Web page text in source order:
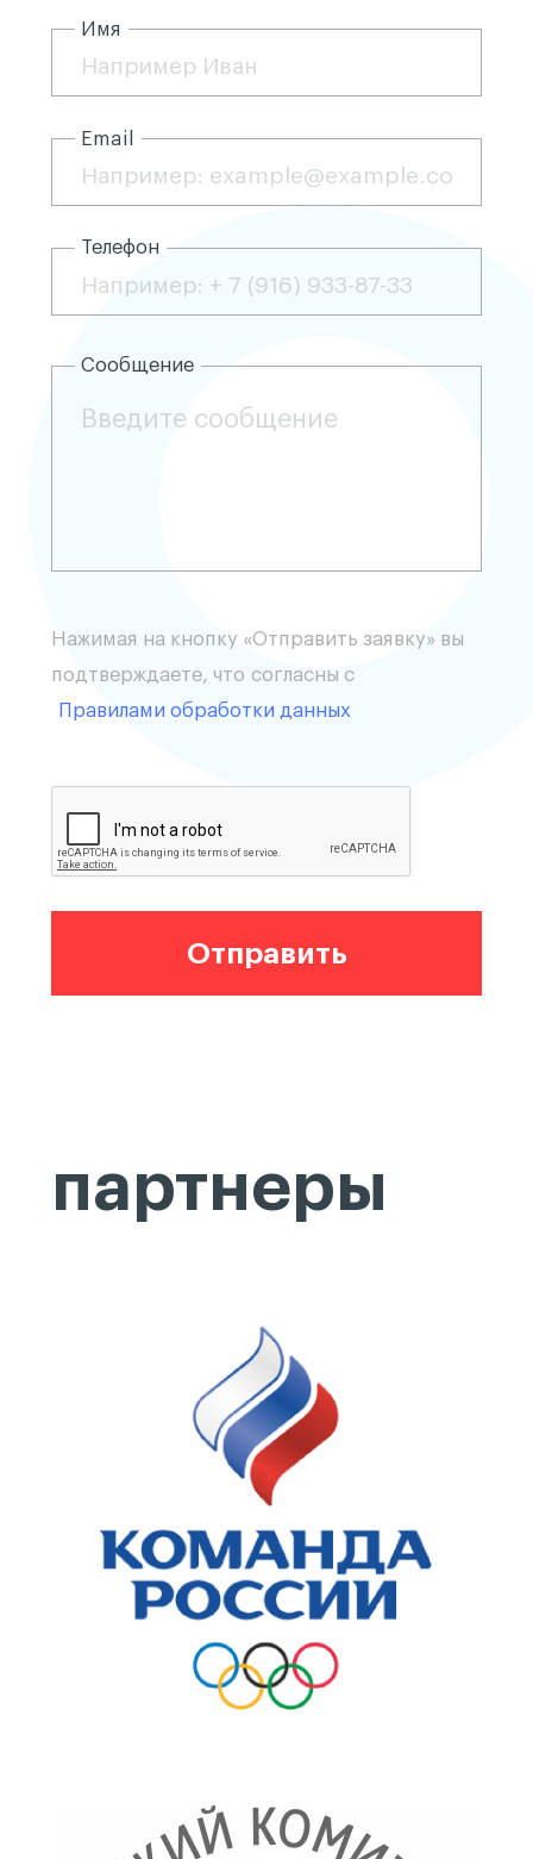
Имя
Email
Телефон
Сообщение
Нажимая на кнопку «Отправить заявку» вы
подтверждаете, что согласны с
Правилами обработки данных
Отправить
партнеры